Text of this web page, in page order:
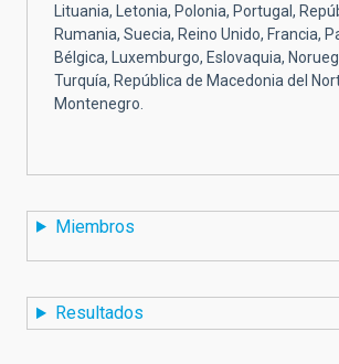
Lituania, Letonia, Polonia, Portugal,
Rumania, Suecia, Reino Unido, Francia,
Bélgica, Luxemburgo, Eslovaquia,
Turquía, República de Macedonia del
Montenegro.
Miembros
Resultados